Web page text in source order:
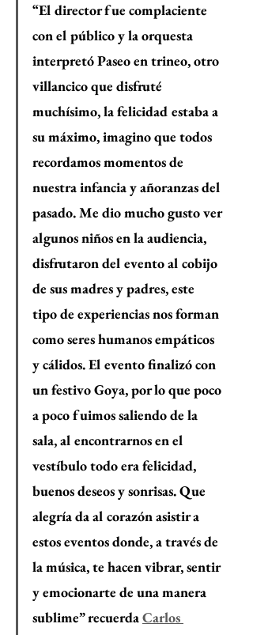
“El director fue complaciente
con el público y la orquesta
interpretó Paseo en trineo, otro
villancico que disfruté
muchísimo, la felicidad estaba a
su máximo, imagino que todos
recordamos momentos de
nuestra infancia y añoranzas del
pasado. Me dio mucho gusto ver
algunos niños en la audiencia,
disfrutaron del evento al cobijo
de sus madres y padres, este
tipo de experiencias nos forman
como seres humanos empáticos
y cálidos. El evento finalizó con
un festivo Goya, por lo que poco
a poco fuimos saliendo de la
sala, al encontrarnos en el
vestíbulo todo era felicidad,
buenos deseos y sonrisas. Que
alegría da al corazón asistir a
estos eventos donde, a través de
la música, te hacen vibrar, sentir
y emocionarte de una manera
sublime” recuerda Carlos